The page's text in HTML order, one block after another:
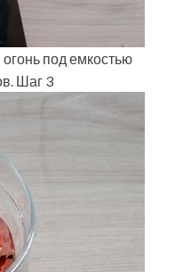
под емкостью
Шаг 3